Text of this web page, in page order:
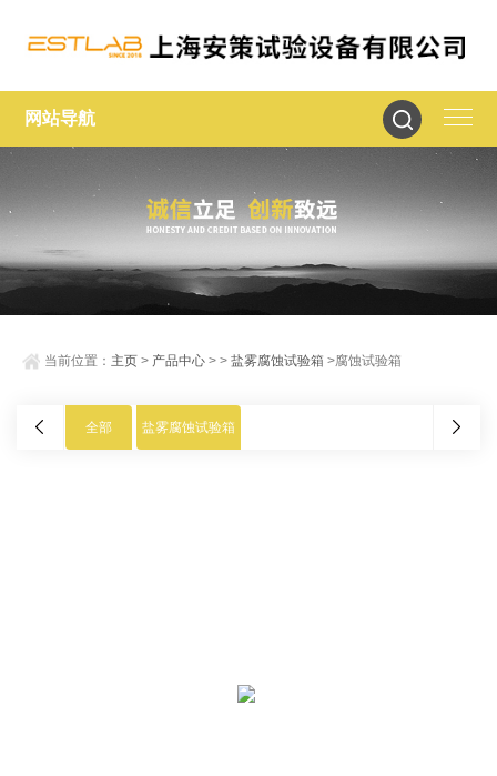
网站导航
当前位置： 主页 > 产品中心 > >盐雾腐蚀试验箱 >腐蚀试验箱
全部 盐雾腐蚀试验箱